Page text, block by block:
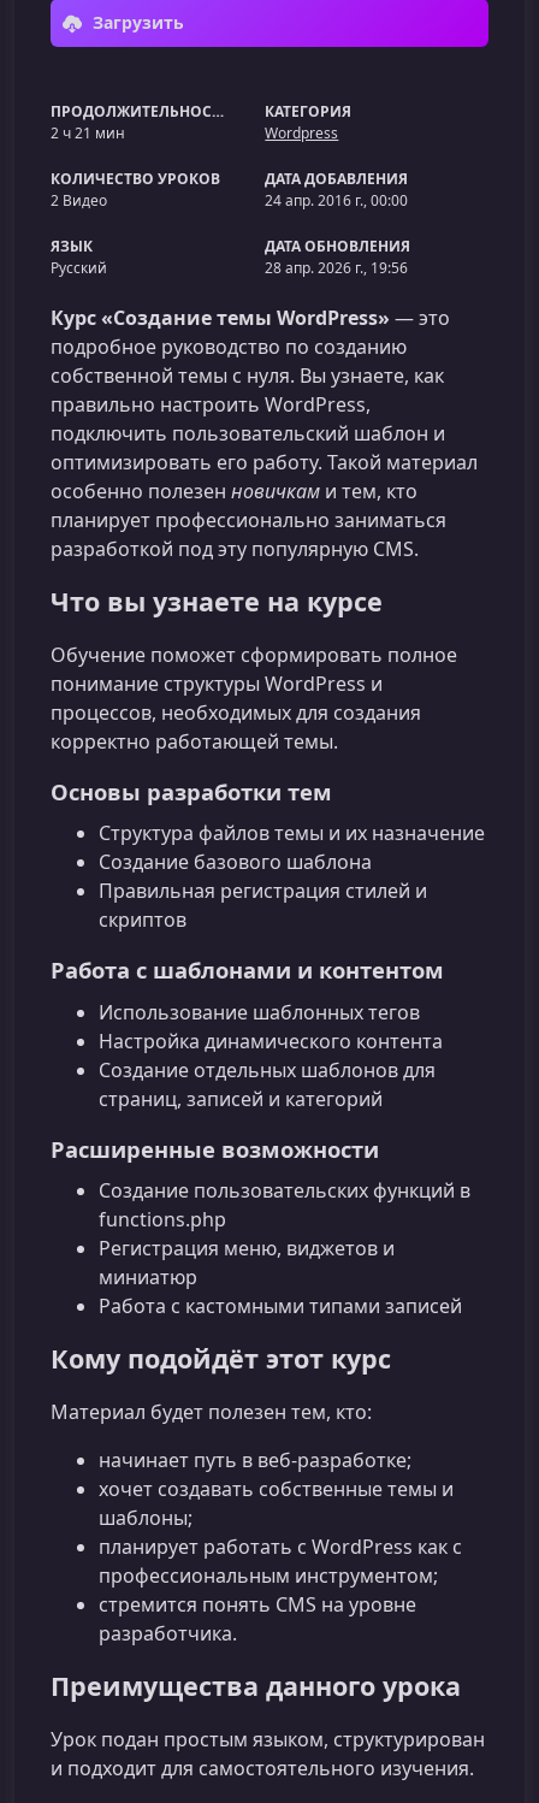
Загрузить
ПРОДОЛЖИТЕЛЬНОСТЬ
2 ч 21 мин
КАТЕГОРИЯ
Wordpress
КОЛИЧЕСТВО УРОКОВ
2 Видео
ДАТА ДОБАВЛЕНИЯ
24 апр. 2016 г., 00:00
ЯЗЫК
Русский
ДАТА ОБНОВЛЕНИЯ
28 апр. 2026 г., 19:56
Курс «Создание темы WordPress» — это
подробное руководство по созданию
собственной темы с нуля. Вы узнаете, как
правильно настроить WordPress,
подключить пользовательский шаблон и
оптимизировать его работу. Такой материал
особенно полезен новичкам и тем, кто
планирует профессионально заниматься
разработкой под эту популярную CMS.
Что вы узнаете на курсе
Обучение поможет сформировать полное
понимание структуры WordPress и
процессов, необходимых для создания
корректно работающей темы.
Основы разработки тем
Структура файлов темы и их назначение
Создание базового шаблона
Правильная регистрация стилей и
скриптов
Работа с шаблонами и контентом
Использование шаблонных тегов
Настройка динамического контента
Создание отдельных шаблонов для
страниц, записей и категорий
Расширенные возможности
Создание пользовательских функций в
functions.php
Регистрация меню, виджетов и
миниатюр
Работа с кастомными типами записей
Кому подойдёт этот курс
Материал будет полезен тем, кто:
начинает путь в веб-разработке;
хочет создавать собственные темы и
шаблоны;
планирует работать с WordPress как с
профессиональным инструментом;
стремится понять CMS на уровне
разработчика.
Преимущества данного урока
Урок подан простым языком, структурирован
и подходит для самостоятельного изучения.